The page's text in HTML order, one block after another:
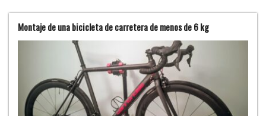
Montaje de una bicicleta de carretera de menos de 6 kg